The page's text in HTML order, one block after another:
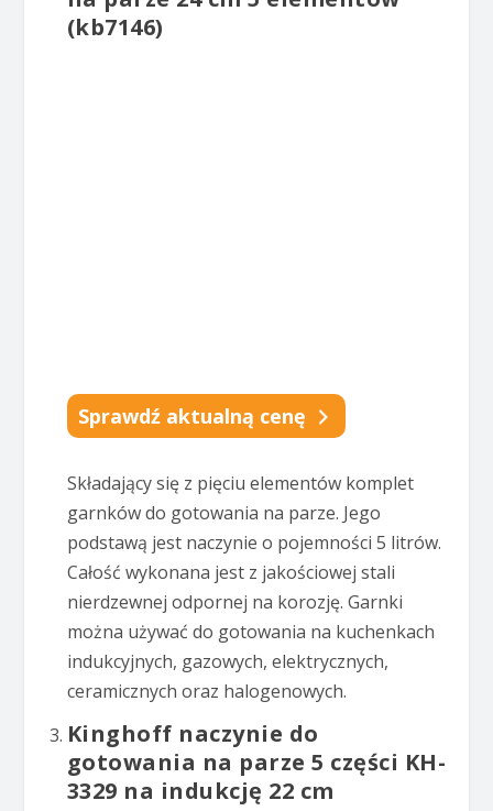
(kb7146)
Sprawdź aktualną cenę
Składający się z pięciu elementów komplet
garnków do gotowania na parze. Jego
podstawą jest naczynie o pojemności 5 litrów.
Całość wykonana jest z jakościowej stali
nierdzewnej odpornej na korozję. Garnki
można używać do gotowania na kuchenkach
indukcyjnych, gazowych, elektrycznych,
ceramicznych oraz halogenowych.
Kinghoff naczynie do
gotowania na parze 5 części KH-
3329 na indukcję 22 cm